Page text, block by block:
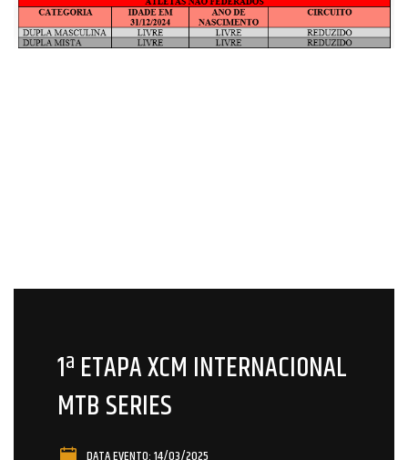
1ª ETAPA XCM INTERNACIONAL
MTB SERIES